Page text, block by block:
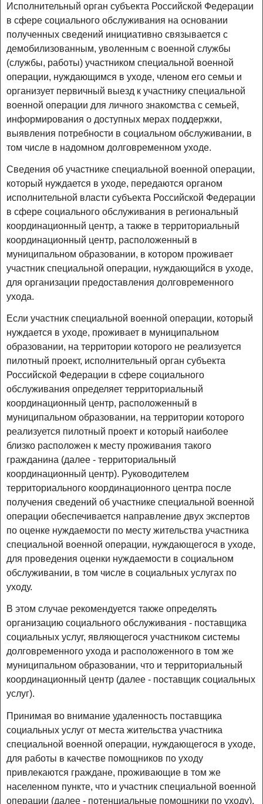
Исполнительный орган субъекта Российской Федерации
в сфере социального обслуживания на основании
полученных сведений инициативно связывается с
демобилизованным, уволенным с военной службы
(службы, работы) участником специальной военной
операции, нуждающимся в уходе, членом его семьи и
организует первичный выезд к участнику специальной
военной операции для личного знакомства с семьей,
информирования о доступных мерах поддержки,
выявления потребности в социальном обслуживании, в
том числе в надомном долговременном уходе.
Сведения об участнике специальной военной операции,
который нуждается в уходе, передаются органом
исполнительной власти субъекта Российской Федерации
в сфере социального обслуживания в региональный
координационный центр, а также в территориальный
координационный центр, расположенный в
муниципальном образовании, в котором проживает
участник специальной операции, нуждающийся в уходе,
для организации предоставления долговременного
ухода.
Если участник специальной военной операции, который
нуждается в уходе, проживает в муниципальном
образовании, на территории которого не реализуется
пилотный проект, исполнительный орган субъекта
Российской Федерации в сфере социального
обслуживания определяет территориальный
координационный центр, расположенный в
муниципальном образовании, на территории которого
реализуется пилотный проект и который наиболее
близко расположен к месту проживания такого
гражданина (далее - территориальный
координационный центр). Руководителем
территориального координационного центра после
получения сведений об участнике специальной военной
операции обеспечивается направление двух экспертов
по оценке нуждаемости по месту жительства участника
специальной военной операции, нуждающегося в уходе,
для проведения оценки нуждаемости в социальном
обслуживании, в том числе в социальных услугах по
уходу.
В этом случае рекомендуется также определять
организацию социального обслуживания - поставщика
социальных услуг, являющегося участником системы
долговременного ухода и расположенного в том же
муниципальном образовании, что и территориальный
координационный центр (далее - поставщик социальных
услуг).
Принимая во внимание удаленность поставщика
социальных услуг от места жительства участника
специальной военной операции, нуждающегося в уходе,
для работы в качестве помощников по уходу
привлекаются граждане, проживающие в том же
населенном пункте, что и участник специальной военной
операции (далее - потенциальные помощники по уходу),